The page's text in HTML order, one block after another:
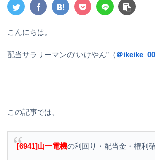
こんにちは。
配当サラリーマンの“いけやん”（ ＠
この記事では、
[6941]山一電機の利回り・配当金・権利